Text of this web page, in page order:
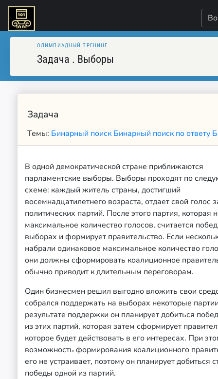
ОЛИМПИАДНЫЙ ТРЕНИНГ
Задача . Выборы
Задача
Темы: Бинарный поискБинарный поиск по ответу
В одной демократической стране приближаются
парламентские выборы. Выборы проходят по
схеме: каждый житель страны, достигший
восемнадцатилетнего возраста, отдает свой голос
политических партий. После этого партия, которая
максимальное количество голосов, считается
выборах и формирует правительство. Если
набрали одинаковое максимальное количество
они должны сформировать коалиционное
обычно приводит к длительным переговорам.
Один бизнесмен решил выгодно вложить свои
собрался поддержать на выборах некоторые
результате поддержки он планирует добиться
из этих партий, которая затем сформирует
которое будет действовать в его интересах. При
возможность формирования коалиционного
его не устраивает, поэтому он планирует добиться
победы одной из партий.